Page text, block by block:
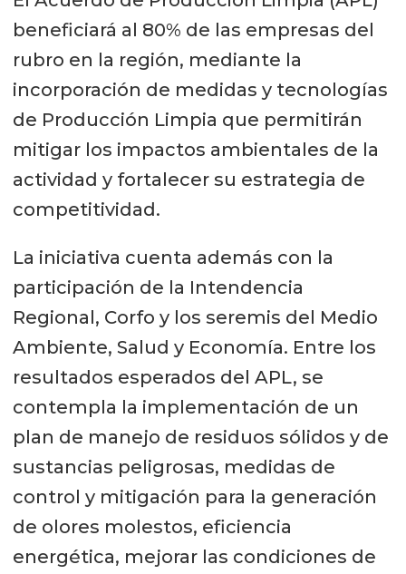
beneficiará al 80% de las empresas del
rubro en la región, mediante la
incorporación de medidas y tecnologías
de Producción Limpia que permitirán
mitigar los impactos ambientales de la
actividad y fortalecer su estrategia de
competitividad.
La iniciativa cuenta además con la
participación de la Intendencia
Regional, Corfo y los seremis del Medio
Ambiente, Salud y Economía. Entre los
resultados esperados del APL, se
contempla la implementación de un
plan de manejo de residuos sólidos y de
sustancias peligrosas, medidas de
control y mitigación para la generación
de olores molestos, eficiencia
energética, mejorar las condiciones de